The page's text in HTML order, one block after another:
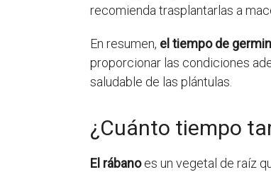
recomienda trasplantarlas a
En resumen, el tiempo de
proporcionar las condiciones
saludable de las plántulas.
¿Cuánto tiempo
El rábanoes un vegetal de raíz